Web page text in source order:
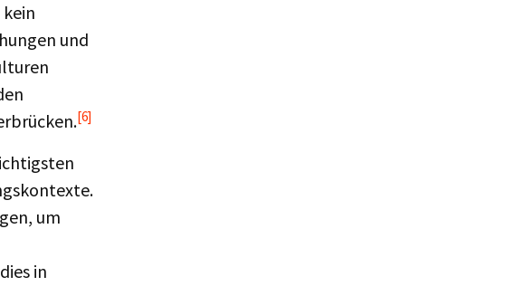
und
[6]
um
in